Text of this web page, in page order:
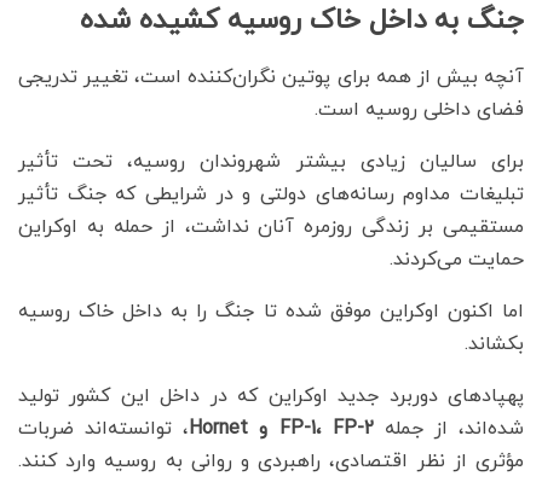
جنگ به داخل خاک روسیه کشیده شده
آنچه بیش از همه برای پوتین نگران‌کننده است، تغییر تدریجی
فضای داخلی روسیه است.
برای سالیان زیادی بیشتر شهروندان روسیه، تحت تأثیر
تبلیغات مداوم رسانه‌های دولتی و در شرایطی که جنگ تأثیر
مستقیمی بر زندگی روزمره آنان نداشت، از حمله به اوکراین
حمایت می‌کردند.
اما اکنون اوکراین موفق شده تا جنگ را به داخل خاک روسیه
بکشاند.
پهپادهای دوربرد جدید اوکراین که در داخل این کشور تولید
شده‌اند، از جمله
FP-1، FP-2 و Hornet، توانسته‌اند ضربات
مؤثری از نظر اقتصادی، راهبردی و روانی به روسیه وارد کنند.